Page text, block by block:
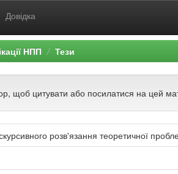
Довідка
НПП Тези
щоб цитувати або посилатися на цей
розв'язання теоретичної